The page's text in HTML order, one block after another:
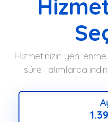
Hizmetinizin
süreli alımlarda